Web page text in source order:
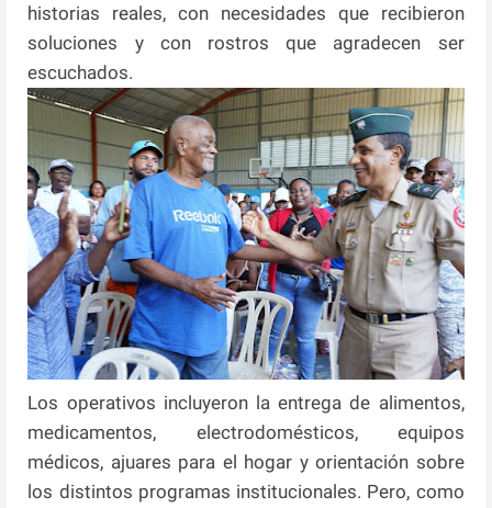
historias reales, con necesidades que recibieron
soluciones y con rostros que agradecen ser
escuchados.
Los operativos incluyeron la entrega de alimentos,
medicamentos, electrodomésticos, equipos
médicos, ajuares para el hogar y orientación sobre
los distintos programas institucionales. Pero, como